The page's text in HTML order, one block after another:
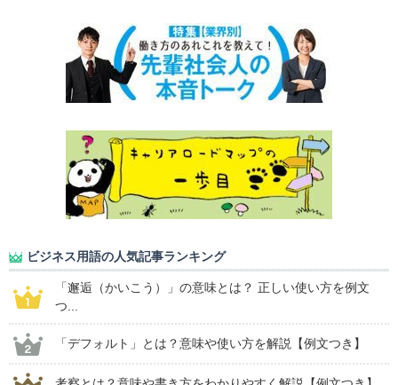
ビジネス用語の人気記事ランキング
「邂逅（かいこう）」の意味とは？ 正しい使い方を例文
つ...
「デフォルト」とは？意味や使い方を解説【例文つき】